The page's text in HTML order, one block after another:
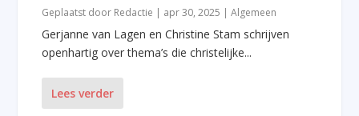
Geplaatst door Redactie | apr 30, 2025 |Algemeen
Gerjanne van Lagen en Christine Stam schrijven
openhartig over thema’s die christelijke...
Lees verder